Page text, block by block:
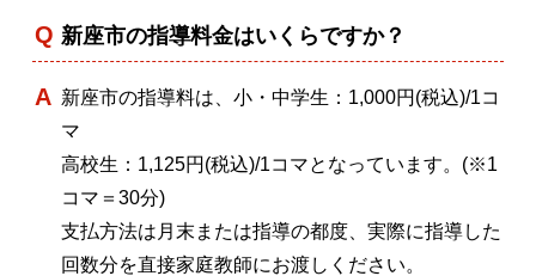
新座市の指導料金はいくらですか？
新座市の指導料は、小・中学生：1,000円(税込)/1コ
マ
高校生：1,125円(税込)/1コマとなっています。(※1
コマ＝30分)
支払方法は月末または指導の都度、実際に指導した
回数分を直接家庭教師にお渡しください。